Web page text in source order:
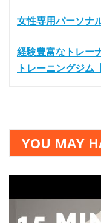
女性専用パーソナ
経験豊富なトレー
トレーニングジム
YOU MAY